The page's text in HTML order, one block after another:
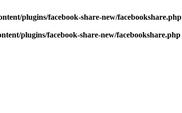
plugins/facebook-share-new/facebookshare.php
plugins/facebook-share-new/facebookshare.php